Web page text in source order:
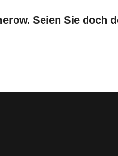
Seien Sie doch